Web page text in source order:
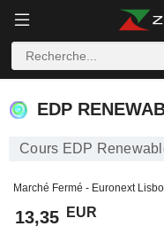
EDP RENEWABLES,
EDP
Cours EDP
Marché Fermé - Euronext
13,35 EUR